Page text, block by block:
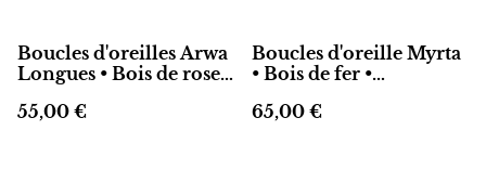
Boucles d'oreilles Arwa
Longues • Bois de rose •
55,00 €
Boucles d'oreille Myrta
• Bois de fer •
65,00 €